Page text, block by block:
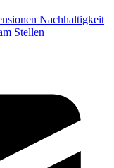
Nachhaltigkeit
Stellen